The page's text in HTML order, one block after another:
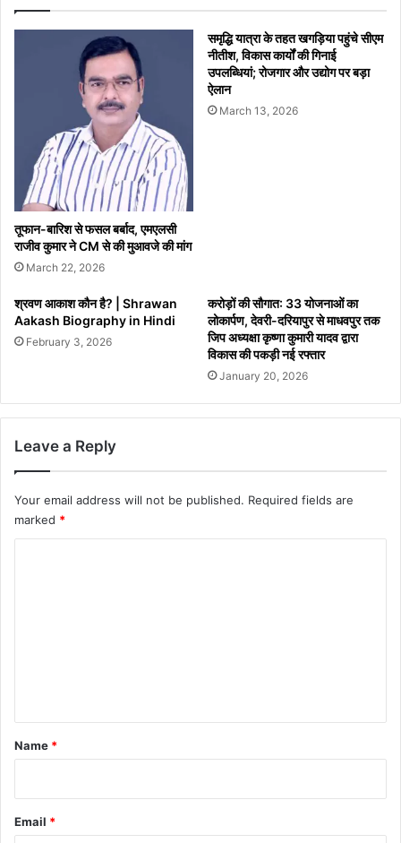
तूफान-बारिश से फसल बर्बाद, एमएलसी
राजीव कुमार ने CM से की मुआवजे की मांग
March 22, 2026
समृद्धि यात्रा के तहत खगड़िया पहुंचे सीएम
नीतीश, विकास कार्यों की गिनाई
उपलब्धियां; रोजगार और उद्योग पर बड़ा
ऐलान
March 13, 2026
श्रवण आकाश कौन है? | Shrawan
Aakash Biography in Hindi
February 3, 2026
करोड़ों की सौगात: 33 योजनाओं का
लोकार्पण, देवरी-दरियापुर से माधवपुर तक
जिप अध्यक्षा कृष्णा कुमारी यादव द्वारा
विकास की पकड़ी नई रफ्तार
January 20, 2026
Leave a Reply
Your email address will not be published. Required fields are
marked *
*
Name *
Email *